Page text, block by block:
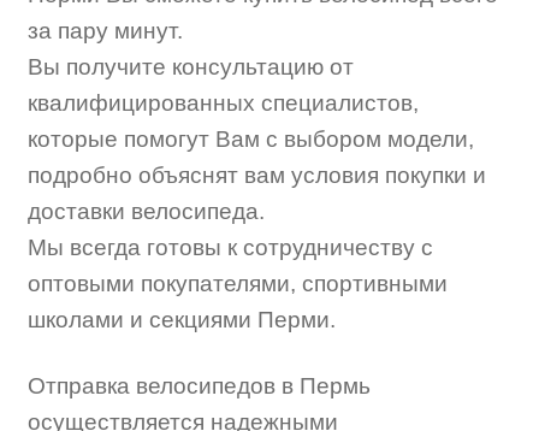
за пару минут.
Вы получите консультацию от
квалифицированных специалистов,
которые помогут Вам с выбором модели,
подробно объяснят вам условия покупки и
доставки велосипеда.
Мы всегда готовы к сотрудничеству с
оптовыми покупателями, спортивными
школами и секциями Перми.
Отправка велосипедов в Пермь
осуществляется надежными